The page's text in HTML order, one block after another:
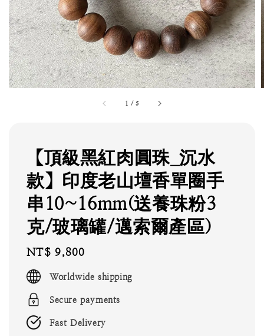
1 /5
【頂級黑紅肉圓珠_沉水
款】印度老山壇香單圈手
串10~16mm(送養珠粉3
克/玻璃罐/邁索爾產區)
Regular
price
NT$ 9,800
Worldwide shipping
Secure payments
Fast Delivery